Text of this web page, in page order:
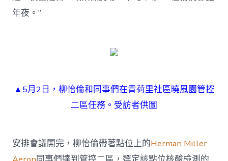
年夜。”
▲5月2日，柳怡倫和同事們在青荷里社區曉風園管控
二區任務。受訪者供圖
安排會議開完，柳怡倫帶著點位上的Herman Miller